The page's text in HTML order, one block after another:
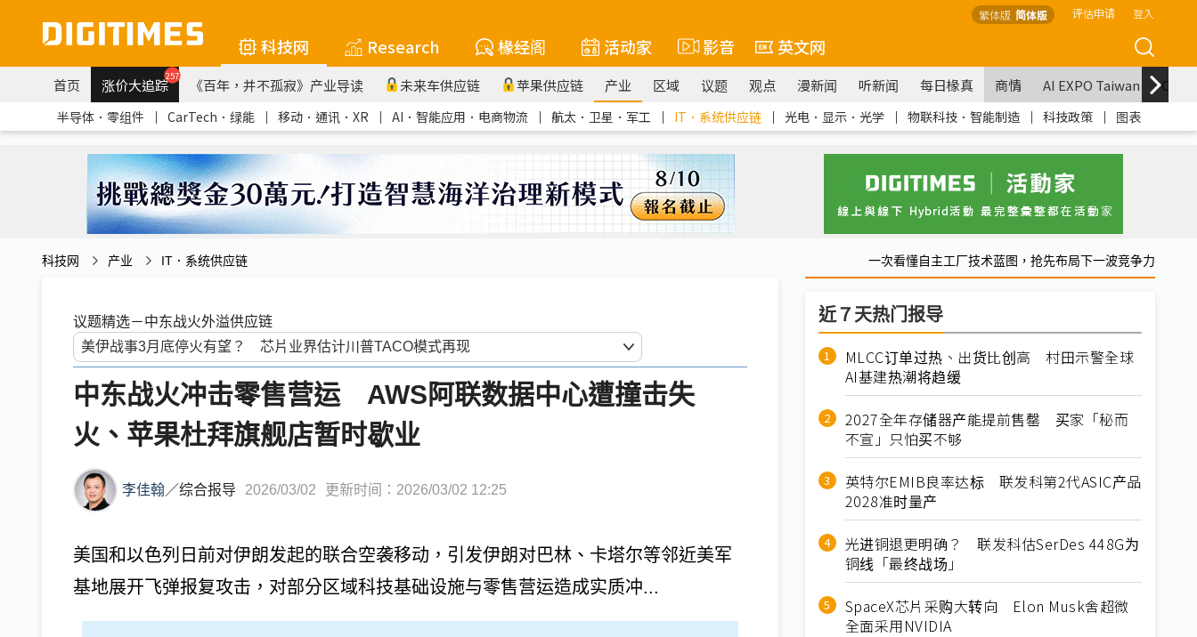
繁体版 简体版 评估申请 登入
科技网 Research 椽经阁 活动家 影音 英文网
首页 涨价大追踪257 《百年，并不孤寂》产业导读 未来车供应链 苹果供应链 产业 区域 议题 观点 漫新闻 听新闻 每日椽真 商情 AI EXPO Taiwan
半导体．零组件 ｜ CarTech．绿能 ｜ 移动．通讯．XR ｜ AI．智能应用．电商物流 ｜ 航太．卫星．军工 ｜ IT．系统供应链 ｜ 光电．显示．光学 ｜ 物联科技．智能制造 ｜ 科技政策 ｜ 图表
科技网 产业 IT．系统供应链 一次看懂自主工厂技术蓝图，抢先布局下一波竞争力
议题精选－中东战火外溢供应链
中东战火冲击零售营运 AWS阿联数据中心遭撞击失
火、苹果杜拜旗舰店暂时歇业
李佳翰／综合报导 2026/03/02 更新时间：2026/03/02 12:25
美国和以色列日前对伊朗发起的联合空袭移动，引发伊朗对巴林、卡塔尔等邻近美军
基地展开飞弹报复攻击，对部分区域科技基础设施与零售营运造成实质冲...
近７天热门报导
MLCC订单过热、出货比创高 村田示警全球
AI基建热潮将趋缓
2027全年存储器产能提前售罄 买家「秘而
不宣」只怕买不够
英特尔EMIB良率达标 联发科第2代ASIC产品
2028准时量产
光进铜退更明确？ 联发科估SerDes 448G为
铜线「最终战场」
SpaceX芯片采购大转向 Elon Musk舍超微
全面采用NVIDIA